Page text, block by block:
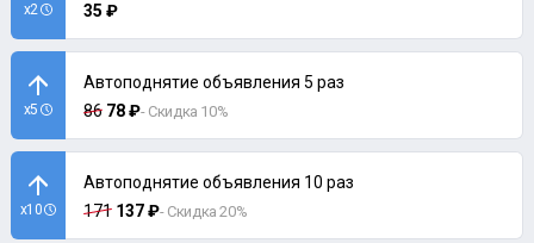
x2
35 ₽
x5
Автоподнятие объявления 5 раз
86 78 ₽- Скидка 10%
x10
Автоподнятие объявления 10 раз
171 137 ₽- Скидка 20%